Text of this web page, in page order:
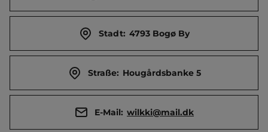
Stadt: 4793 Bogø By
Straße: Hougårdsbanke 5
E-Mail: wilkki@mail.dk